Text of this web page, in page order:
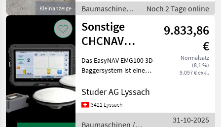
Kleinanzeige
Baumaschinen /
Kleingeräte
Noch 2 Tage online
Sonstige
CHCNAV
EasyNAV
EMG100 3D
GPS RTK
9.833,86
€
Normalsatz
(8,1 %)
9.097 € exkl.
Das EasyNAV EMG100 3D-
Baggersystem ist eine
benutzerfreundliche
Lösung für effiziente
Baggerarbeiten. Seine
Studer AG Lyssach
3421 Lyssach
Baumaschinen /
31-10-2025